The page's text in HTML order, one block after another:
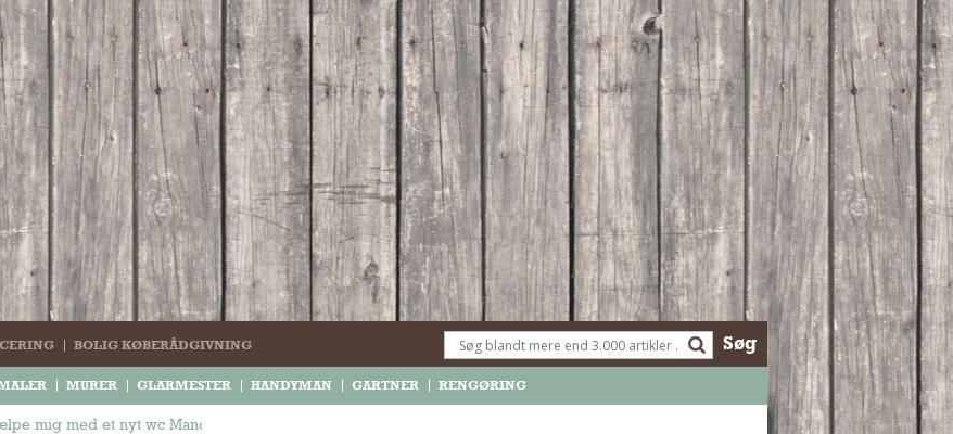
BOLIG KØBERÅDGIVNING
MURER GLARMESTER HANDYMAN GARTNER RENGØRING
Søg
mig med et nyt wc Mandag el. tirsdag. Jeg har i mellemtiden mistet min mobil